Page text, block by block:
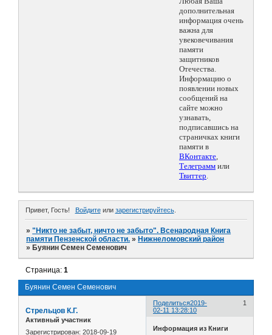
дополнительная
информация очень
важна для
увековечивания
памяти
защитников
Отечества.
Информацию о
появлении новых
сообщений на
сайте можно
узнавать,
подписавшись на
страничках книги
памяти в
ВКонтакте,
Телеграмм или
Твиттер.
Привет, Гость! Войдитеили зарегистрируйтесь.
»"Никто не забыт, ничто не забыто". Всенародная Книга
памяти Пензенской области. » Нижнеломовский район
» Буянин Семен Семенович
Буянин Семен Семенович
Страница:1
Поделиться 1
2019-
02-11 13:28:10
Стрельцов К.Г.
Активный участник
Зарегистрирован: 2018-09-19
Информация из Книги